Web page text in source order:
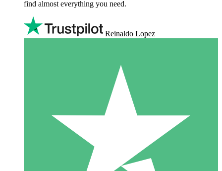
find almost everything you need.
Reinaldo Lopez